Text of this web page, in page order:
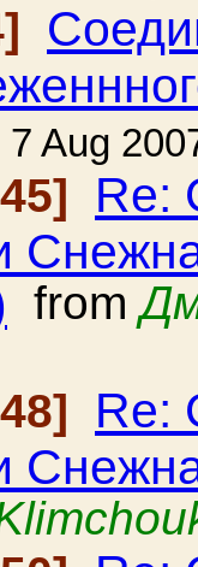
7 Aug
Re:
from
Re: